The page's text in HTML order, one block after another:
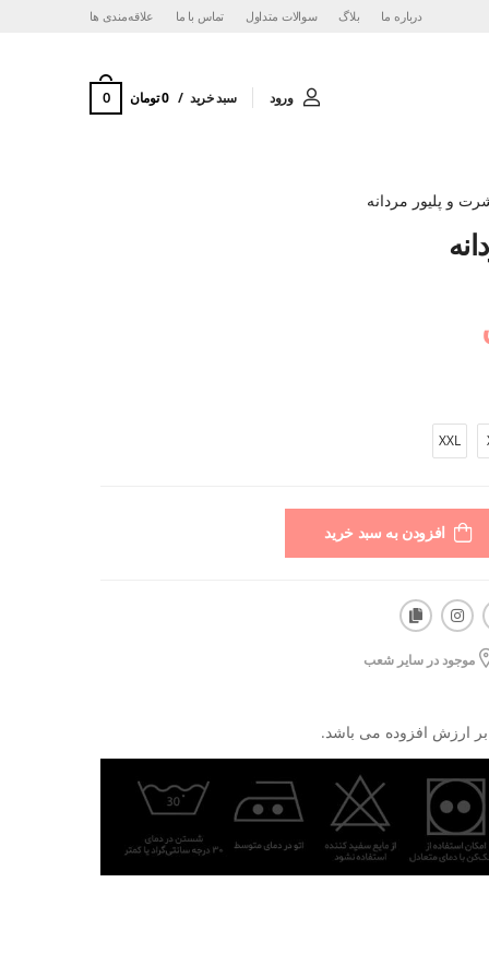
درباره ما بلاگ سوالات متداول تماس با ما ‌علاقه‌مندی ها
ورود سبد خرید 0 تومان 0
و پلیور مردانه
XXL
افزودن به سبد خرید
موجود در سایر شعب